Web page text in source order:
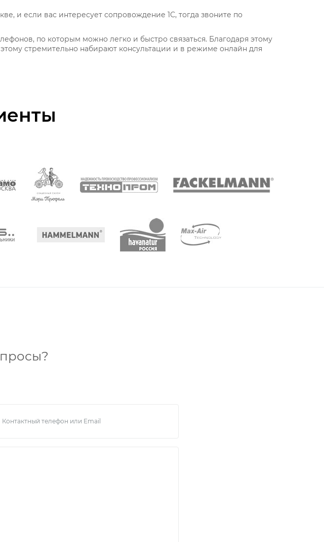
и если вас интересует сопровождение 1С, тогда звоните по
по которым можно легко и быстро связаться. Благодаря этому
стремительно набирают консультации и в режиме онлайн для